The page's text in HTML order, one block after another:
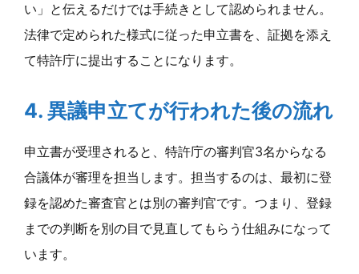
い」と伝えるだけでは手続きとして認められません。
法律で定められた様式に従った申立書を、証拠を添え
て特許庁に提出することになります。
4. 異議申立てが行われた後の流れ
申立書が受理されると、特許庁の審判官3名からなる
合議体が審理を担当します。担当するのは、最初に登
録を認めた審査官とは別の審判官です。つまり、登録
までの判断を別の目で見直してもらう仕組みになって
います。